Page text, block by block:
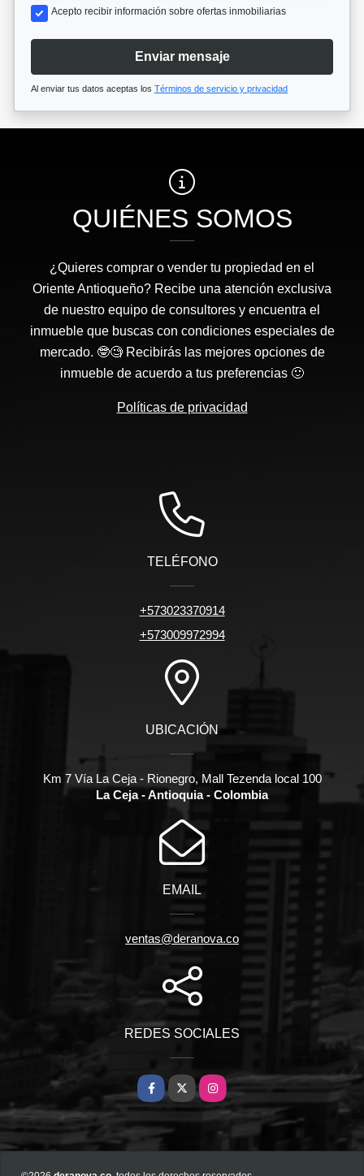
Acepto recibir información sobre ofertas inmobiliarias
Enviar mensaje
Al enviar tus datos aceptas los Términos de servicio y privacidad
QUIÉNES SOMOS
¿Quieres comprar o vender tu propiedad en el
Oriente Antioqueño? Recibe una atención exclusiva
de nuestro equipo de consultores y encuentra el
inmueble que buscas con condiciones especiales de
mercado. 🤓🧐 Recibirás las mejores opciones de
inmueble de acuerdo a tus preferencias 🙂
Políticas de privacidad
TELÉFONO
+573023370914
+573009972994
UBICACIÓN
Km 7 Vía La Ceja - Rionegro, Mall Tezenda local 100
La Ceja - Antioquia - Colombia
EMAIL
ventas@deranova.co
REDES SOCIALES
Facebook
X Instagram